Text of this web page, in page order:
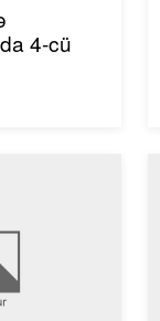
4-cü